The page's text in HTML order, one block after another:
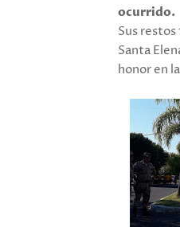
ocurrido.
Sus
Santa
honor en